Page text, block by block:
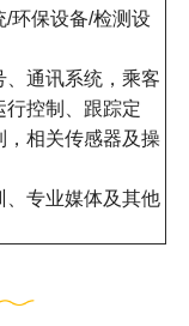
/环保设备/检测设
通讯系统，乘客
行控制、跟踪定
，相关传感器及操
、专业媒体及其他